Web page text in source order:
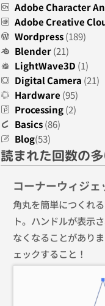
Adobe Character
Adobe Creative
Wordpress(189)
Blender(21)
LightWave3D (1)
Digital Camera (21)
Hardware (95)
Processing(2)
Basics(86)
Blog(53)
読まれた回数の
コーナーウィジェ
角丸を簡単につくれ
ト。ハンドルが表示
なくなることがあり
ェックすること！